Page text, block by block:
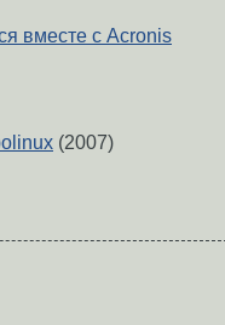
вместе с Acronis
(2007)